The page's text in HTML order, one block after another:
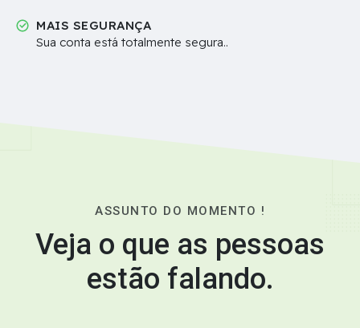
MAIS SEGURANÇA
Sua conta está totalmente segura..
ASSUNTO DO MOMENTO !
Veja o que as pessoas
estão falando.